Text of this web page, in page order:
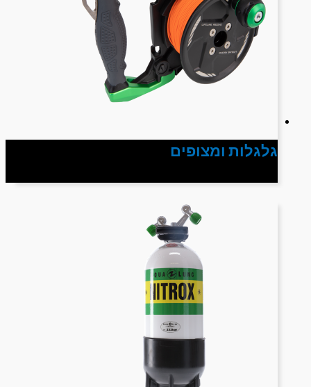
גלגלות ומצופים